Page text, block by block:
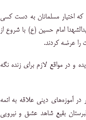
اختیار مسلمانان به دست کسی
امام حسین (ع) با شروع از‌‌
را عرضه کردند.
و در مواقع لازم برای زنده نگه
آموزه‌های دینی علاقه به ائمه
بقیع شاهد عشق و نیرویی